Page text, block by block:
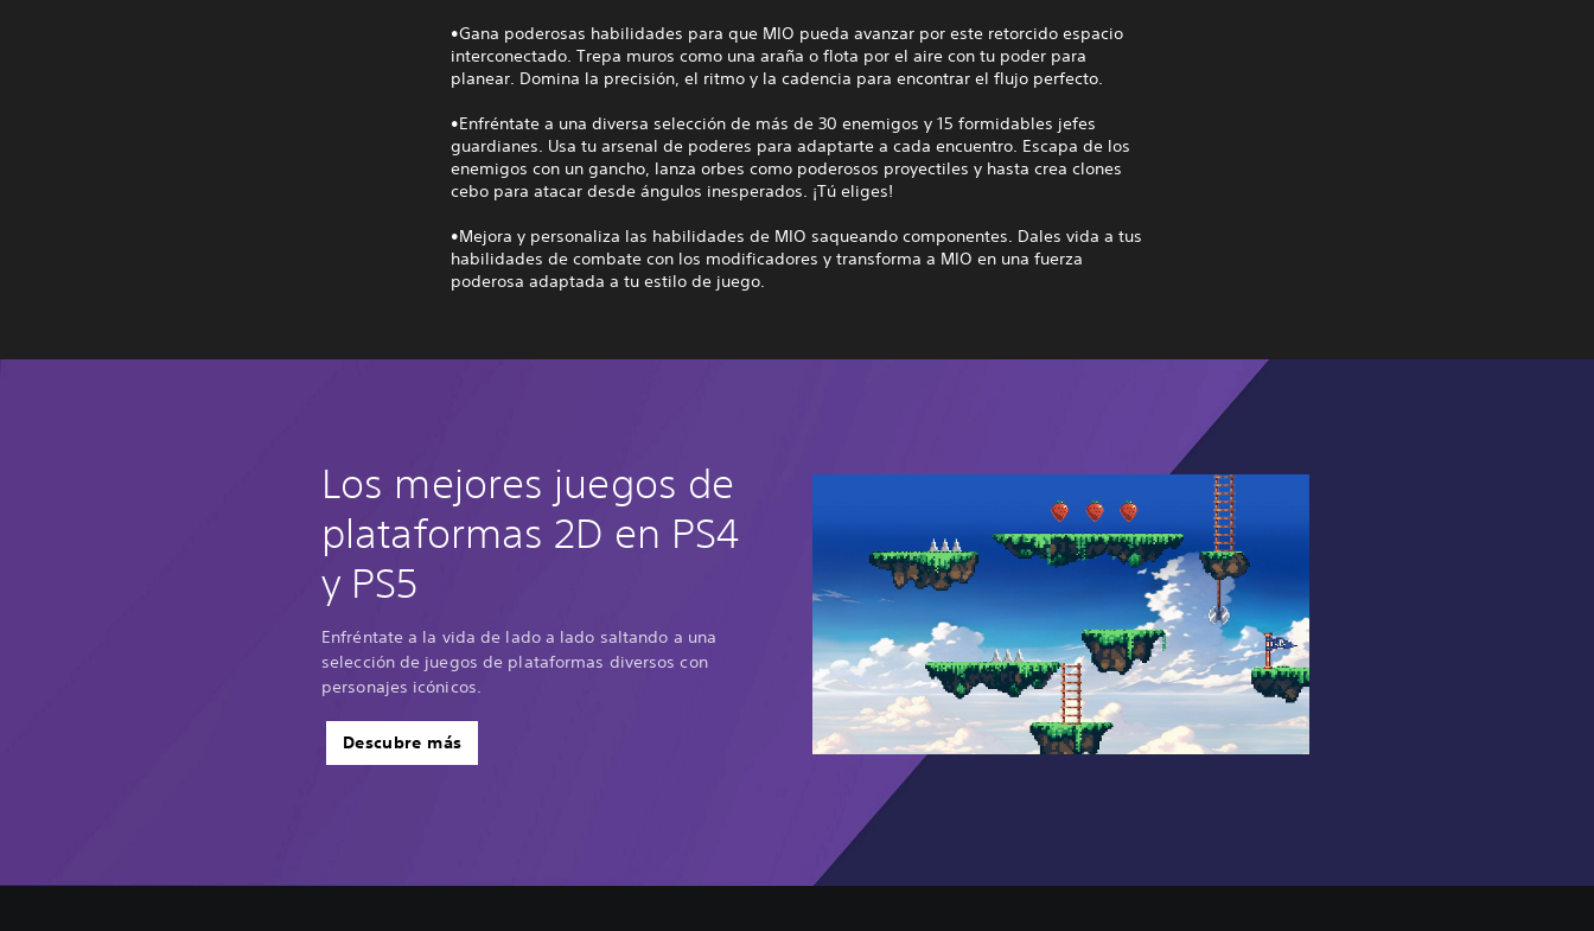
•Gana poderosas habilidades para que MIO pueda avanzar por este retorcido espacio
interconectado. Trepa muros como una araña o flota por el aire con tu poder para
planear. Domina la precisión, el ritmo y la cadencia para encontrar el flujo perfecto.
•Enfréntate a una diversa selección de más de 30 enemigos y 15 formidables jefes
guardianes. Usa tu arsenal de poderes para adaptarte a cada encuentro. Escapa de los
enemigos con un gancho, lanza orbes como poderosos proyectiles y hasta crea clones
cebo para atacar desde ángulos inesperados. ¡Tú eliges!
•Mejora y personaliza las habilidades de MIO saqueando componentes. Dales vida a tus
habilidades de combate con los modificadores y transforma a MIO en una fuerza
poderosa adaptada a tu estilo de juego.
Los mejores juegos de
plataformas 2D en PS4
y PS5
Enfréntate a la vida de lado a lado saltando a una
selección de juegos de plataformas diversos con
personajes icónicos.
Descubre más